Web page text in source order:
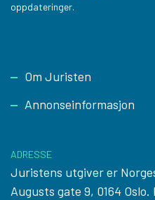
oppdateringer.
Footer
Om Juristen
Annonseinformasjon
ADRESSE
Juristens utgiver er
Augusts gate 9, 0164